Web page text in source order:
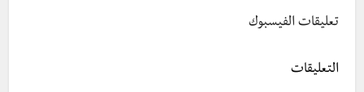
تعليقات الفيسبوك
التعليقات